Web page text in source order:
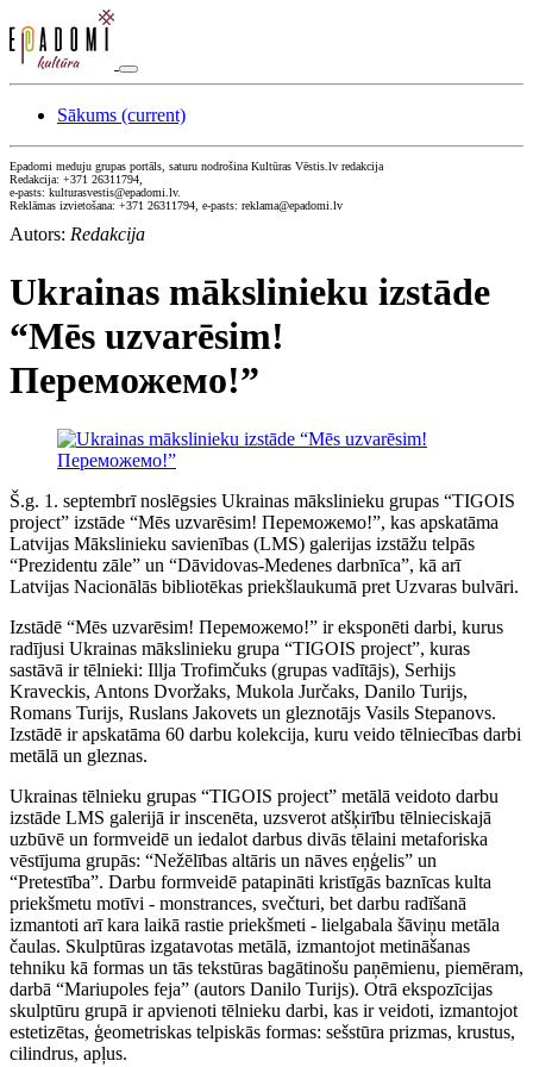
Sākums (current)
Epadomi meduju grupas portāls, saturu nodrošina Kultūras Vēstis.lv redakcija
Redakcija: +371 26311794,
e-pasts: kulturasvestis@epadomi.lv.
Reklāmas izvietošana: +371 26311794, e-pasts: reklama@epadomi.lv
Autors: Redakcija
Ukrainas mākslinieku izstāde
“Mēs uzvarēsim!
Переможемо!”
Š.g. 1. septembrī noslēgsies Ukrainas mākslinieku grupas “TIGOIS
project” izstāde “Mēs uzvarēsim! Переможемо!”, kas apskatāma
Latvijas Mākslinieku savienības (LMS) galerijas izstāžu telpās
“Prezidentu zāle” un “Dāvidovas-Medenes darbnīca”, kā arī
Latvijas Nacionālās bibliotēkas priekšlaukumā pret Uzvaras bulvāri.
Izstādē “Mēs uzvarēsim! Переможемо!” ir eksponēti darbi, kurus
radījusi Ukrainas mākslinieku grupa “TIGOIS project”, kuras
sastāvā ir tēlnieki: Illja Trofimčuks (grupas vadītājs), Serhijs
Kraveckis, Antons Dvoržaks, Mukola Jurčaks, Danilo Turijs,
Romans Turijs, Ruslans Jakovets un gleznotājs Vasils Stepanovs.
Izstādē ir apskatāma 60 darbu kolekcija, kuru veido tēlniecības darbi
metālā un gleznas.
Ukrainas tēlnieku grupas “TIGOIS project” metālā veidoto darbu
izstāde LMS galerijā ir inscenēta, uzsverot atšķirību tēlnieciskajā
uzbūvē un formveidē un iedalot darbus divās tēlaini metaforiska
vēstījuma grupās: “Nežēlības altāris un nāves eņģelis” un
“Pretestība”. Darbu formveidē patapināti kristīgās baznīcas kulta
priekšmetu motīvi - monstrances, svečturi, bet darbu radīšanā
izmantoti arī kara laikā rastie priekšmeti - lielgabala šāviņu metāla
čaulas. Skulptūras izgatavotas metālā, izmantojot metināšanas
tehniku kā formas un tās tekstūras bagātinošu paņēmienu, piemēram,
darbā “Mariupoles feja” (autors Danilo Turijs). Otrā ekspozīcijas
skulptūru grupā ir apvienoti tēlnieku darbi, kas ir veidoti, izmantojot
estetizētas, ģeometriskas telpiskās formas: sešstūra prizmas, krustus,
cilindrus, apļus.